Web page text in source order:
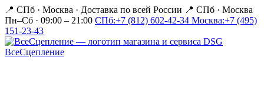
📍 СПб · Москва · Доставка по всей России 📍 СПб · Москва
Пн–Сб · 09:00 – 21:00 СПб:+7 (812) 602-42-34 Москва:+7 (495)
151-23-43
ВсеСцепление